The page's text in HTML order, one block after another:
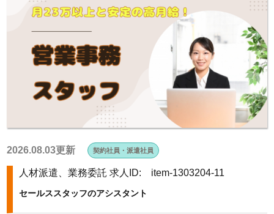
2026.08.03更新 契約社員・派遣社員
人材派遣、業務委託 求人ID: item-1303204-11
セールススタッフのアシスタント
a
c